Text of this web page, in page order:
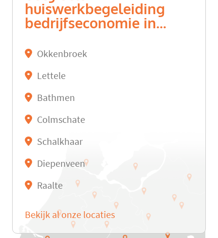
huiswerkbegeleiding
bedrijfseconomie in...
Okkenbroek
Lettele
Bathmen
Colmschate
Schalkhaar
Diepenveen
Raalte
Bekijk al onze locaties